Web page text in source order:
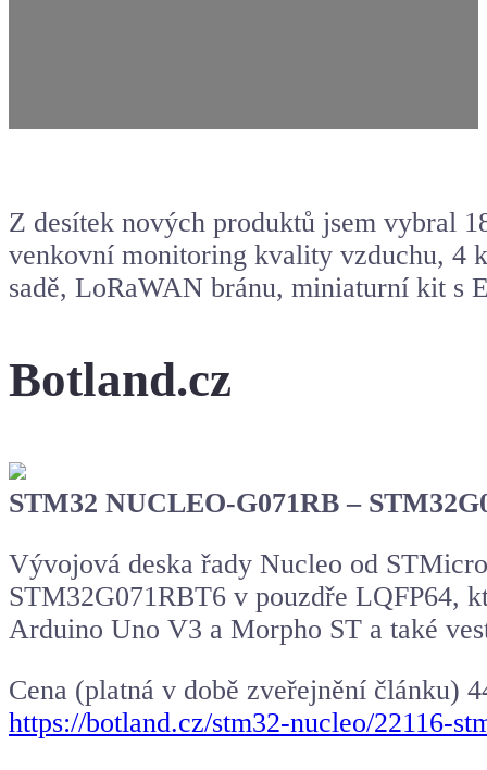
Z desítek nových produktů jsem vybral
venkovní monitoring kvality vzduchu, 4
sadě, LoRaWAN bránu, miniaturní kit s
Botland.cz
STM32 NUCLEO-G071RB –
Vývojová deska řady Nucleo od
STM32G071RBT6 v pouzdře LQFP64,
Arduino Uno V3 a Morpho ST a také
Cena (platná v době zveřejnění článku)
https://botland.cz/stm32-nucleo/22116-